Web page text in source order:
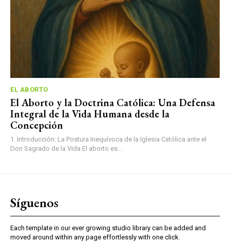
EL ABORTO
El Aborto y la Doctrina Católica: Una Defensa
Integral de la Vida Humana desde la
Concepción
1. Introducción: La Postura Inequívoca de la Iglesia Católica ante el
Don Sagrado de la Vida El aborto es...
Síguenos
Each template in our ever growing studio library can be added and
moved around within any page effortlessly with one click.